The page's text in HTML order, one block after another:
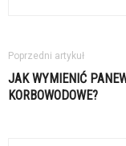
Poprzedni artykuł
JAK WYMIENIĆ
KORBOWODOWE?